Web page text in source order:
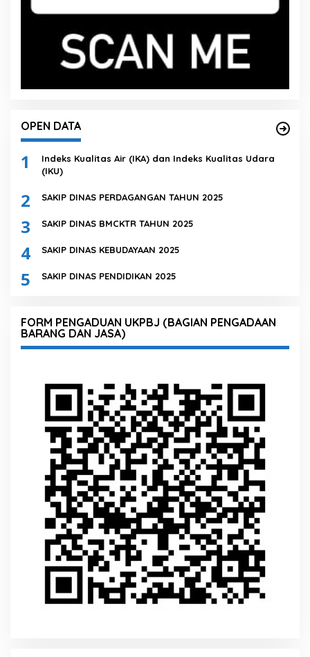
OPEN DATA
1
Indeks Kualitas Air (IKA) dan Indeks Kualitas Udara
(IKU)
2 SAKIP DINAS PERDAGANGAN TAHUN 2025
3 SAKIP DINAS BMCKTR TAHUN 2025
4 SAKIP DINAS KEBUDAYAAN 2025
5 SAKIP DINAS PENDIDIKAN 2025
FORM PENGADUAN UKPBJ (BAGIAN PENGADAAN
BARANG DAN JASA)